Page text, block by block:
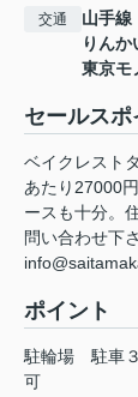
交通 山手線
りんか
東京モ
セールスポ
ベイクレスト
あたり27000
ースも十分。
問い合わせ下
ポイント
駐輪場 駐車
可